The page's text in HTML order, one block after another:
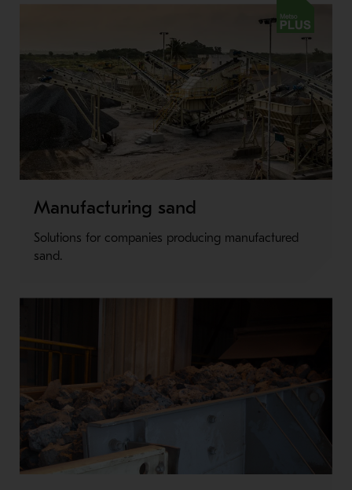
Metso Plus
Manufacturing sand
Solutions for companies producing manufactured
sand.